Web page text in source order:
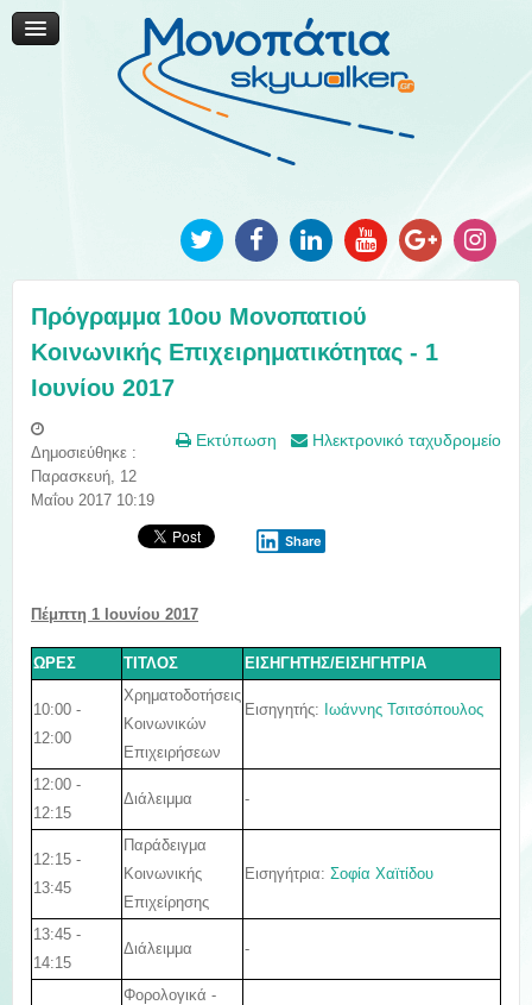
Μονοπάτια Καινοτομίας
Μονοπάτια Τοπικής Ανάπτυξης
Ανακοινώσεις
Φωτογραφίες
Πρόγραμμα 10ου Μονοπατιού
Κοινωνικής Επιχειρηματικότητας - 1
Ιουνίου 2017
Εκτύπωση Ηλεκτρονικό ταχυδρομείο
Δημοσιεύθηκε :
Παρασκευή, 12
Μαΐου 2017 10:19
Share
Πέμπτη 1 Ιουνίου 2017
ΩΡΕΣ ΤΙΤΛΟΣ ΕΙΣΗΓΗΤΗΣ/ΕΙΣΗΓΗΤΡΙΑ
10:00 -
12:00
Χρηματοδοτήσεις
Κοινωνικών
Επιχειρήσεων
Εισηγητής: Ιωάννης Τσιτσόπουλος
12:00 -
12:15
Διάλειμμα -
12:15 -
13:45
Παράδειγμα
Κοινωνικής
Επιχείρησης
Εισηγήτρια: Σοφία Χαϊτίδου
13:45 -
14:15
Διάλειμμα -
Φορολογικά -